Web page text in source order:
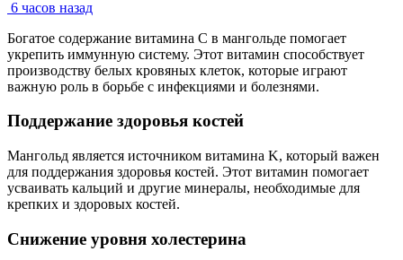
6 часов назад
Богатое содержание витамина C в мангольде помогает
укрепить иммунную систему. Этот витамин способствует
производству белых кровяных клеток, которые играют
важную роль в борьбе с инфекциями и болезнями.
Поддержание здоровья костей
Мангольд является источником витамина K, который важен
для поддержания здоровья костей. Этот витамин помогает
усваивать кальций и другие минералы, необходимые для
крепких и здоровых костей.
Снижение уровня холестерина